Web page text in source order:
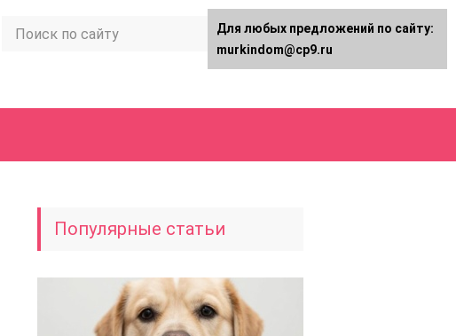
Популярные статьи
Для любых предложений по сайту:
murkindom@cp9.ru